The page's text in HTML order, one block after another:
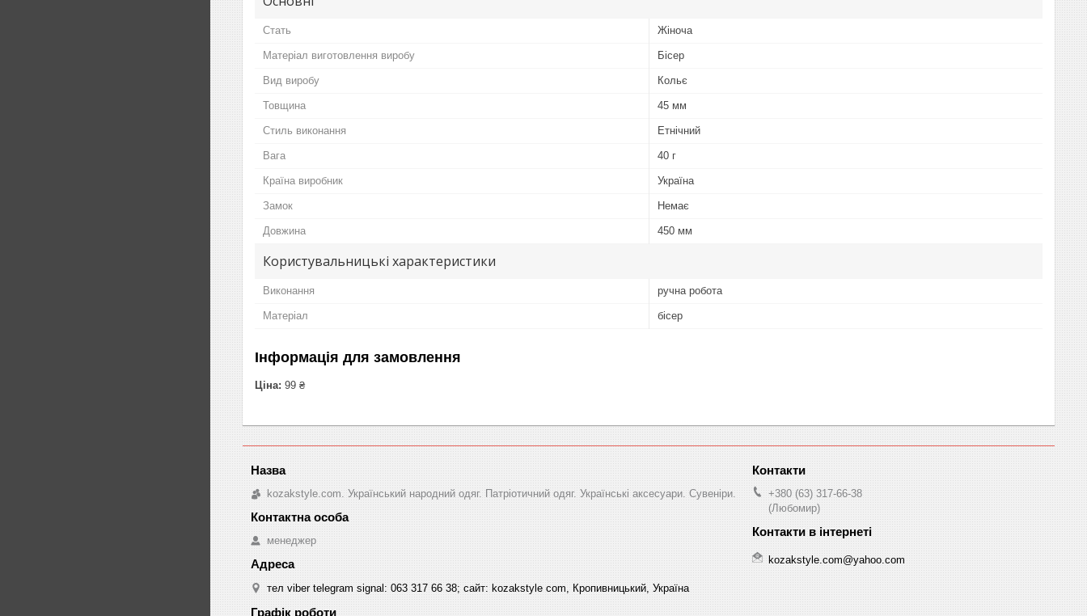
Стать Жіноча
Матеріал виготовлення виробу Бісер
Вид виробу Кольє
Товщина 45 мм
Стиль виконання Етнічний
Вага 40 г
Країна виробник Україна
Замок Немає
Довжина 450 мм
Користувальницькі характеристики
Виконання ручна робота
Матеріал бісер
Інформація для замовлення
Ціна: 99 ₴
kozakstyle.com. Український народний одяг. Патріотичний одяг. Українські аксесуари. Сувеніри.
менеджер
тел viber telegram signal: 063 317 66 38; сайт: kozakstyle com, Кропивницький, Україна
+380 (63) 317-66-38
(Любомир)
kozakstyle.com@yahoo.com
Графік роботи